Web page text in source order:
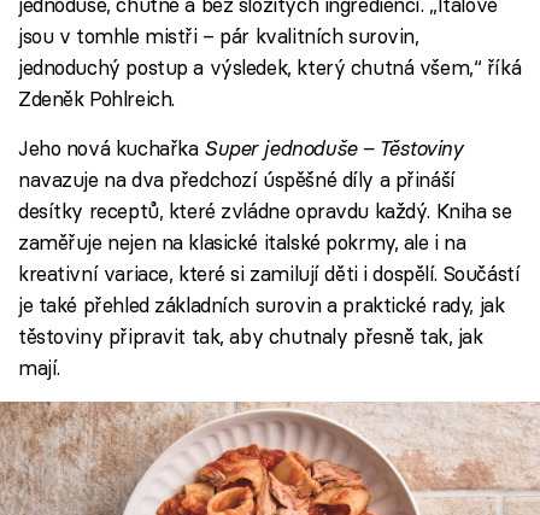
jsou v tomhle mistři – pár kvalitních surovin,
jednoduchý postup a výsledek, který chutná všem,“ říká
Zdeněk Pohlreich.
Jeho nová kuchařka Super jednoduše – Těstoviny
navazuje na dva předchozí úspěšné díly a přináší
desítky receptů, které zvládne opravdu každý. Kniha se
zaměřuje nejen na klasické italské pokrmy, ale i na
kreativní variace, které si zamilují děti i dospělí. Součástí
je také přehled základních surovin a praktické rady, jak
těstoviny připravit tak, aby chutnaly přesně tak, jak
mají.